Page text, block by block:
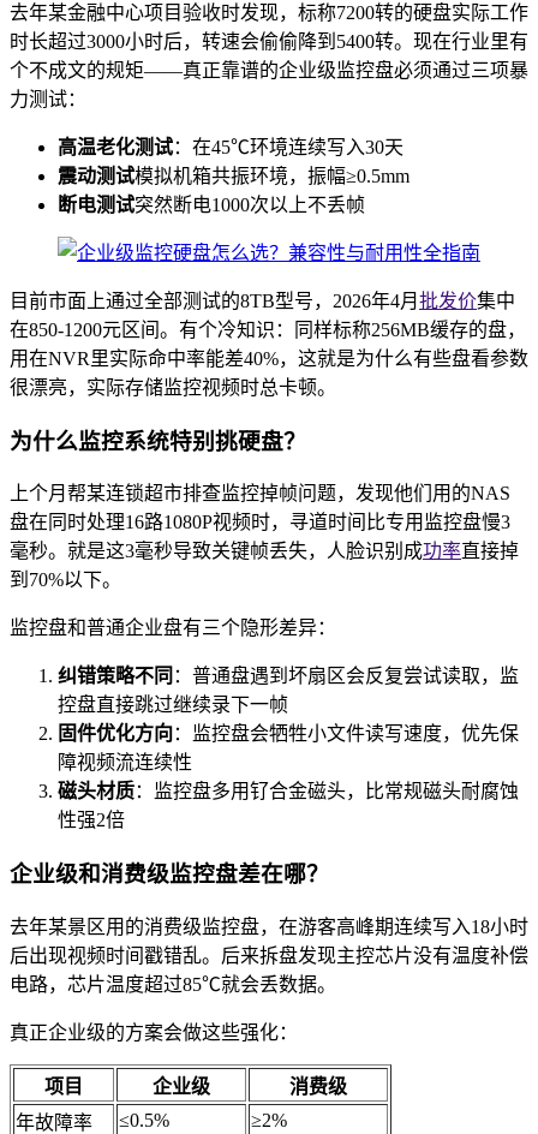
去年某金融中心项目验收时发现，标称7200转的硬盘实际工作
时长超过3000小时后，转速会偷偷降到5400转。现在行业里有
个不成文的规矩——真正靠谱的企业级监控盘必须通过三项暴
力测试：
高温老化测试：在45℃环境连续写入30天
震动测试模拟机箱共振环境，振幅≥0.5mm
断电测试突然断电1000次以上不丢帧
目前市面上通过全部测试的8TB型号，2026年4月 批发价集中
在850-1200元区间。有个冷知识：同样标称256MB缓存的盘，
用在NVR里实际命中率能差40%，这就是为什么有些盘看参数
很漂亮，实际存储监控视频时总卡顿。
为什么监控系统特别挑硬盘？
上个月帮某连锁超市排查监控掉帧问题，发现他们用的NAS
盘在同时处理16路1080P视频时，寻道时间比专用监控盘慢3
毫秒。就是这3毫秒导致关键帧丢失，人脸识别成功率直接掉
到70%以下。
监控盘和普通企业盘有三个隐形差异：
纠错策略不同 ：普通盘遇到坏扇区会反复尝试读取，监
控盘直接跳过继续录下一帧
固件优化方向 ：监控盘会牺牲小文件读写速度，优先保
障视频流连续性
磁头材质：监控盘多用钌合金磁头，比常规磁头耐腐蚀
性强2倍
企业级和消费级监控盘差在哪？
去年某景区用的消费级监控盘，在游客高峰期连续写入18小时
后出现视频时间戳错乱。后来拆盘发现主控芯片没有温度补偿
电路，芯片温度超过85℃就会丢数据。
真正企业级的方案会做这些强化：
项目 企业级
消费级
年故障率
≤0.5%
≥2%